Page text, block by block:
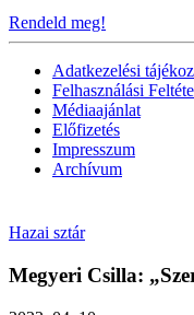
Rendeld meg!
Adatkezelési
Felhasználási
Médiaajánlat
Előfizetés
Impresszum
Archívum
Hazai sztár
Megyeri Csilla: